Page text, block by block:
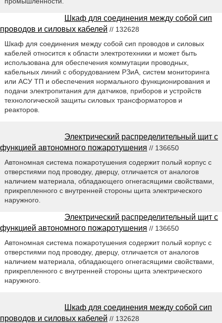
Шкаф для соединения между собой сип
проводов и силовых кабелей // 132628
Шкаф для соединения между собой сип проводов и силовых
кабелей относится к области электротехники и может быть
использована для обеспечения коммутации проводных,
кабельных линий с оборудованием РЗиА, систем мониторинга
или АСУ ТП и обеспечения нормального функционирования и
подачи электропитания для датчиков, приборов и устройств
технологической защиты силовых трансформаторов и
реакторов.
Электрический распределительный щит с
функцией автономного пожаротушения // 136650
Автономная система пожаротушения содержит полый корпус с
отверстиями под проводку, дверцу, отличается от аналогов
наличием материала, обладающего огнегасящими свойствами,
прикрепленного с внутренней стороны щита электрического
наружного.
Электрический распределительный щит с
функцией автономного пожаротушения // 136650
Автономная система пожаротушения содержит полый корпус с
отверстиями под проводку, дверцу, отличается от аналогов
наличием материала, обладающего огнегасящими свойствами,
прикрепленного с внутренней стороны щита электрического
наружного.
Шкаф для соединения между собой сип
проводов и силовых кабелей // 132628